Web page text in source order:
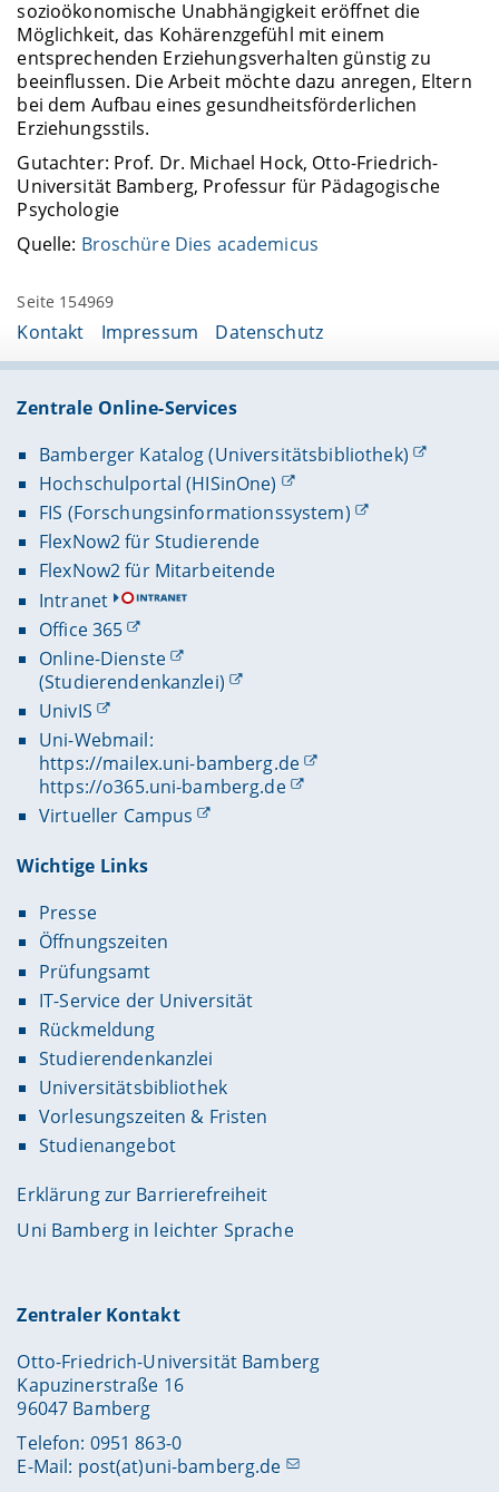
sozioökonomische Unabhängigkeit eröffnet die
Möglichkeit, das Kohärenzgefühl mit einem
entsprechenden Erziehungsverhalten günstig zu
beeinflussen. Die Arbeit möchte dazu anregen, Eltern
bei dem Aufbau eines gesundheitsförderlichen
Erziehungsstils.
Gutachter: Prof. Dr. Michael Hock, Otto-Friedrich-
Universität Bamberg, Professur für Pädagogische
Psychologie
Quelle: Broschüre Dies academicus
Seite 154969
Kontakt Impressum Datenschutz
Zentrale Online-Services
Bamberger Katalog (Universitätsbibliothek)
Hochschulportal (HISinOne)
FIS (Forschungsinformationssystem)
FlexNow2 für Studierende
FlexNow2 für Mitarbeitende
Intranet
Office 365
Online-Dienste
(Studierendenkanzlei)
UnivIS
Uni-Webmail:
https://mailex.uni-bamberg.de
https://o365.uni-bamberg.de
Virtueller Campus
Wichtige Links
Presse
Öffnungszeiten
Prüfungsamt
IT-Service der Universität
Rückmeldung
Studierendenkanzlei
Universitätsbibliothek
Vorlesungszeiten & Fristen
Studienangebot
Erklärung zur Barrierefreiheit
Uni Bamberg in leichter Sprache
Zentraler Kontakt
Otto-Friedrich-Universität Bamberg
Kapuzinerstraße 16
96047 Bamberg
Telefon: 0951 863-0
E-Mail: post(at)uni-bamberg.de